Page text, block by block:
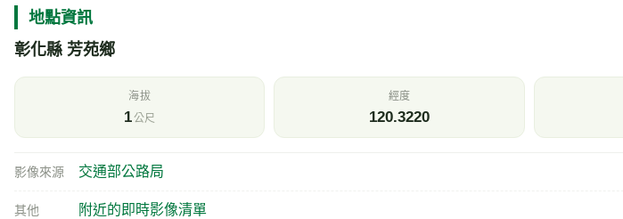
地點資訊
彰化縣 芳苑鄉
海拔
1公尺
經度
120.3220
影像來源 交通部公路局
其他 附近的即時影像清單